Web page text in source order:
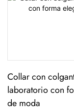
Collar con
laboratorio con
de moda